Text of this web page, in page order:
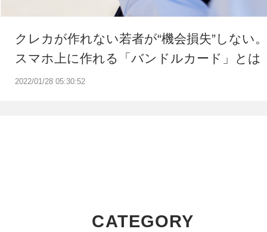
2022/01/28 05:30:52
クレカが作れない若者が“機会損失”しない。
スマホ上に作れる「バンドルカード」とは
CATEGORY